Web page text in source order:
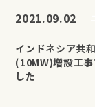
2021.09.02
インドネシア共
(10MW)増設工
した